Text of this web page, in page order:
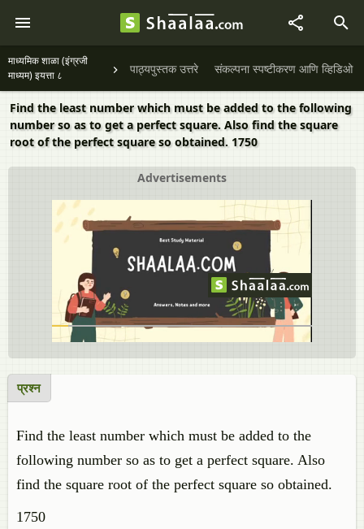
माध्यमिक शाळा (इंग्रजी
माध्यम) इयत्ता ८
पाठ्यपुस्तक उत्तरे संकल्पना स्पष्टीकरण आणि व्हिडिओ
Find the least number which must be added to the following
number so as to get a perfect square. Also find the square
root of the perfect square so obtained. 1750
Advertisements
प्रश्न
Find the least number which must be added to the
following number so as to get a perfect square. Also
find the square root of the perfect square so obtained.
1750